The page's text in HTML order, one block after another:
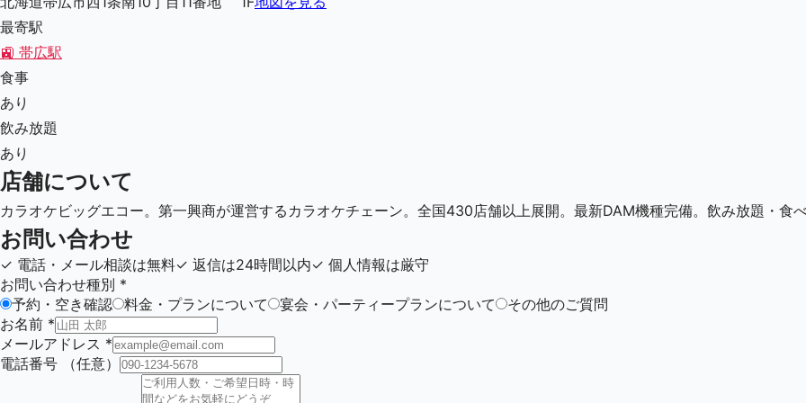
最寄駅
🚉 帯広駅
食事
あり
飲み放題
あり
店舗について
カラオケビッグエコー。第一興商が運営するカラオケチェーン。全国430店舗以上展開。最新DAM機種完備。飲み放題・食べ
お問い合わせ
✓ 電話・メール相談は無料✓ 返信は24時間以内✓ 個人情報は厳守
お問い合わせ種別 *
予約・空き確認
料金・プランについて 宴会・パーティープランについて
その他のご質問
お名前 *
メールアドレス *
電話番号
（任意）